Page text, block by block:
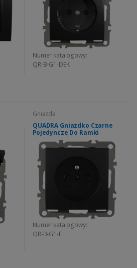
Numer katalogowy:
QR-B-G1-DEK
Gniazda
QUADRA Gniazdko Czarne
Pojedyncze Do Ramki
Numer katalogowy:
QR-B-G1-F